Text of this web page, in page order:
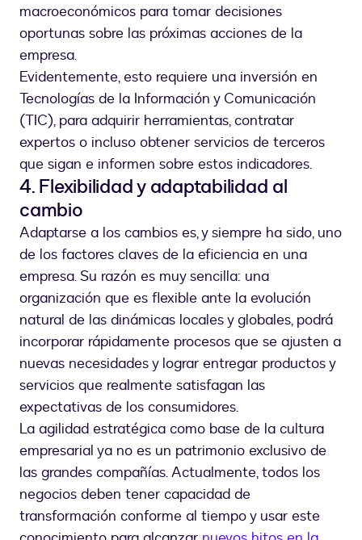
macroeconómicos para tomar decisiones
oportunas sobre las próximas acciones de la
empresa.
Evidentemente, esto requiere una inversión en
Tecnologías de la Información y Comunicación
(TIC), para adquirir herramientas, contratar
expertos o incluso obtener servicios de terceros
que sigan e informen sobre estos indicadores.
4. Flexibilidad y adaptabilidad al
cambio
Adaptarse a los cambios es, y siempre ha sido, uno
de los factores claves de la eficiencia en una
empresa. Su razón es muy sencilla: una
organización que es flexible ante la evolución
natural de las dinámicas locales y globales, podrá
incorporar rápidamente procesos que se ajusten a
nuevas necesidades y lograr entregar productos y
servicios que realmente satisfagan las
expectativas de los consumidores.
La agilidad estratégica como base de la cultura
empresarial ya no es un patrimonio exclusivo de
las grandes compañías. Actualmente, todos los
negocios deben tener capacidad de
transformación conforme al tiempo y usar este